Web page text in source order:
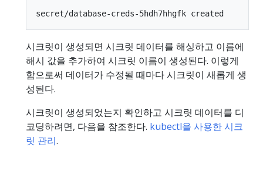
시크릿이 생성되면 시크릿 데이터를 해싱하고 이름에
해시 값을 추가하여 시크릿 이름이 생성된다. 이렇게
함으로써 데이터가 수정될 때마다 시크릿이 새롭게 생
성된다.
시크릿이 생성되었는지 확인하고 시크릿 데이터를 디
코딩하려면, 다음을 참조한다. kubectl을 사용한 시크
릿 관리.